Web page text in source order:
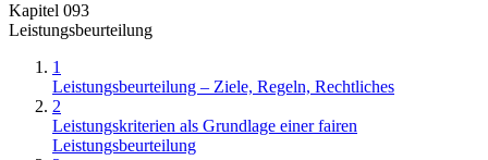
Kapitel 093
Leistungsbeurteilung
1
Leistungsbeurteilung – Ziele, Regeln, Rechtliches
2
Leistungskriterien als Grundlage einer fairen
Leistungsbeurteilung